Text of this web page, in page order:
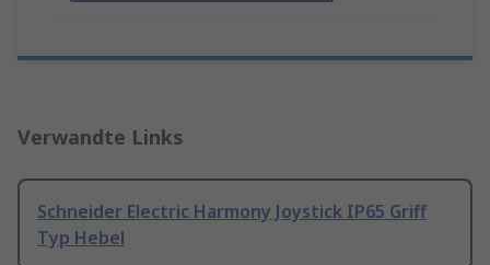
Verwandte Links
Schneider Electric Harmony Joystick IP65 Griff
Typ Hebel